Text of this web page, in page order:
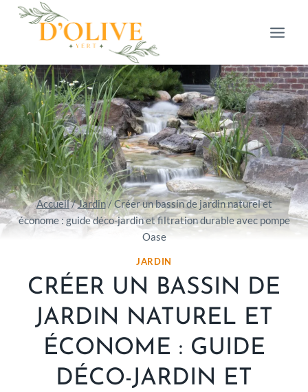
Aller
Accueil/Jardin/Créer un bassin de jardin naturel et
économe : guide déco-jardin et filtration durable avec pompe
Oase
JARDIN
CRÉER UN BASSIN DE
JARDIN NATUREL ET
ÉCONOME : GUIDE
DÉCO-JARDIN ET